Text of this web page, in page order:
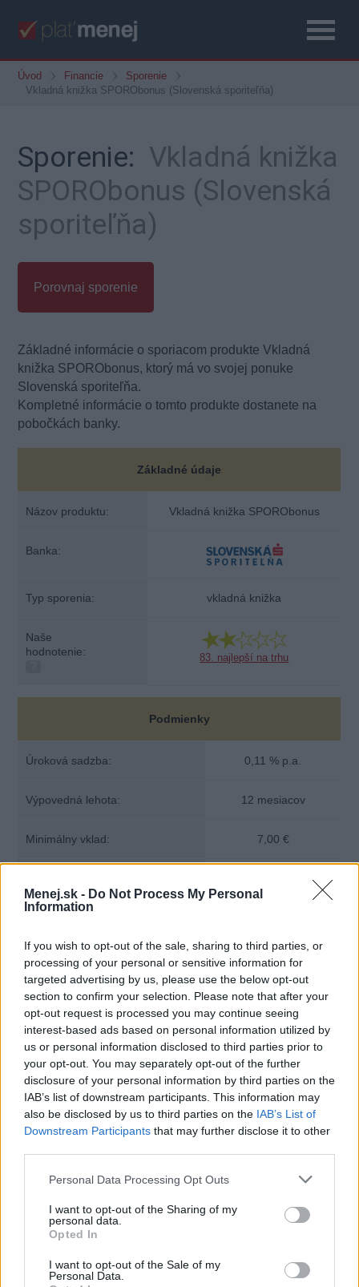
Menej.sk - Do Not Process My Personal
Information
If you wish to opt-out of the sale, sharing to third parties, or
processing of your personal or sensitive information for
targeted advertising by us, please use the below opt-out
section to confirm your selection. Please note that after your
opt-out request is processed you may continue seeing
interest-based ads based on personal information utilized by
us or personal information disclosed to third parties prior to
your opt-out. You may separately opt-out of the further
disclosure of your personal information by third parties on the
IAB’s list of downstream participants. This information may
also be disclosed by us to third parties on the IAB’s List of
Downstream Participants that may further disclose it to other
Personal Data Processing Opt Outs
I want to opt-out of the Sharing of my
personal data.
Opted In
I want to opt-out of the Sale of my
Personal Data.
Úvod Financie
Sporenie
Vkladná knižka SPORObonus (Slovenská sporiteľňa)
Sporenie: Vkladná knižka
SPORObonus (Slovenská
sporiteľňa)
Porovnaj sporenie
Základné informácie o sporiacom produkte Vkladná
knižka SPORObonus, ktorý má vo svojej ponuke
Slovenská sporiteľňa.
Kompletné informácie o tomto produkte dostanete na
pobočkách banky.
Základné údaje
Názov produktu: Vkladná knižka SPORObonus
Banka:
Typ sporenia: vkladná knižka
Naše
hodnotenie:
83. najlepší na trhu
Podmienky
Úroková sadzba: 0,11 % p.a.
Výpovedná lehota: 12 mesiacov
Minimálny vklad: 7,00 €